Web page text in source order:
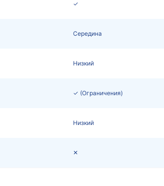
✓
Середина
Низкий
✓ (Ограничения)
Низкий
✕